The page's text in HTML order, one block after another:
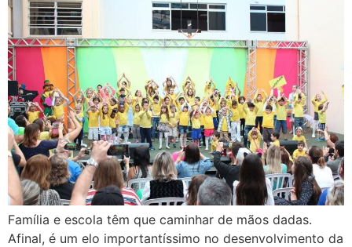
Família e escola têm que caminhar de mãos dadas.
Afinal, é um elo importantíssimo no desenvolvimento da